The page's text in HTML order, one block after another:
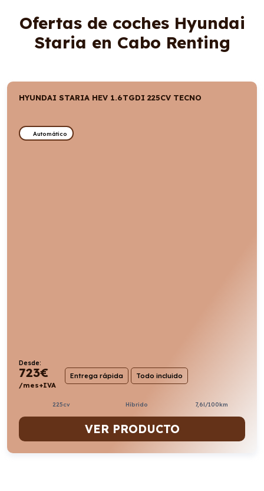
Ofertas de coches Hyundai
Staria en Cabo Renting
HYUNDAI STARIA HEV 1.6TGDI 225CV TECNO
Automático
Desde:
723€
/mes+IVA
Entrega rápida Todo incluido
225cv Híbrido 7,6l/100km
VER PRODUCTO